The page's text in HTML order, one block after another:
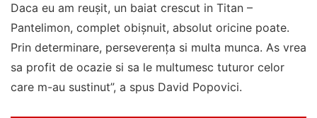
Daca eu am reuşit, un baiat crescut in Titan –
Pantelimon, complet obişnuit, absolut oricine poate.
Prin determinare, perseverenţa si multa munca. As vrea
sa profit de ocazie si sa le multumesc tuturor celor
care m-au sustinut”, a spus David Popovici.